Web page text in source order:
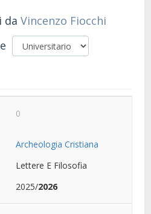
da Vincenzo Fiocchi
0
Archeologia Cristiana
Lettere E Filosofia
2025/2026